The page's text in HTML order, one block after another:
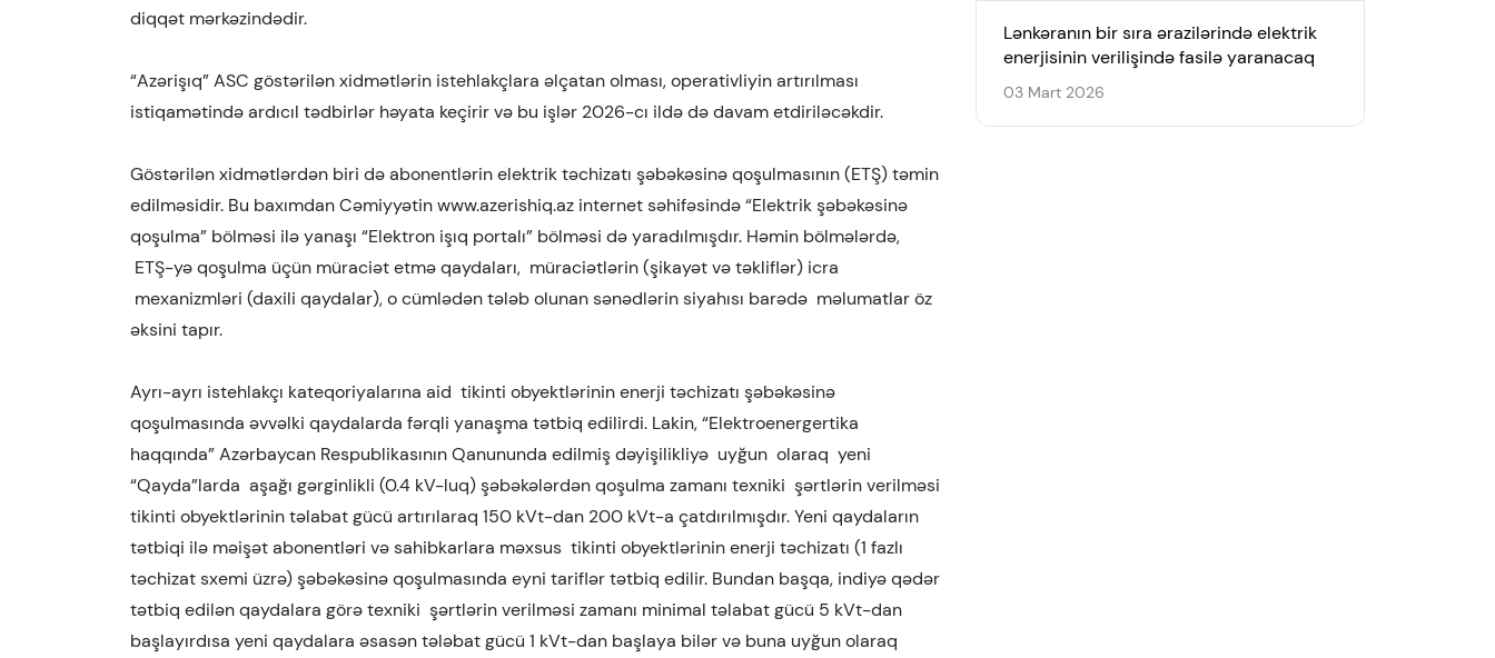
diqqət mərkəzindədir.
“Azərişıq” ASC göstərilən xidmətlərin istehlakçlara əlçatan olması, operativliyin artırılması
istiqamətində ardıcıl tədbirlər həyata keçirir və bu işlər 2026-cı ildə də davam etdiriləcəkdir.
Göstərilən xidmətlərdən biri də abonentlərin elektrik təchizatı şəbəkəsinə qoşulmasının (ETŞ) təmin
edilməsidir. Bu baxımdan Cəmiyyətinwww.azerishiq.az internet səhifəsində “Elektrik şəbəkəsinə
qoşulma” bölməsi ilə yanaşı “Elektron işıq portalı” bölməsi də yaradılmışdır. Həmin bölmələrdə,
ETŞ-yə qoşulma üçün müraciət etmə qaydaları, müraciətlərin (şikayət və təkliflər) icra
mexanizmləri (daxili qaydalar), o cümlədən tələb olunan sənədlərin siyahısı barədə məlumatlar öz
əksini tapır.
Ayrı-ayrı istehlakçı kateqoriyalarına aid tikinti obyektlərinin enerji təchizatı şəbəkəsinə
qoşulmasında əvvəlki qaydalarda fərqli yanaşma tətbiq edilirdi. Lakin, “Elektroenergertika
haqqında” Azərbaycan Respublikasının Qanununda edilmiş dəyişilikliyə uyğun olaraq yeni
“Qayda”larda aşağı gərginlikli (0.4 kV-luq) şəbəkələrdən qoşulma zamanı texniki şərtlərin verilməsi
tikinti obyektlərinin təlabat gücü artırılaraq 150 kVt-dan 200 kVt-a çatdırılmışdır. Yeni qaydaların
tətbiqi ilə məişət abonentləri və sahibkarlara məxsus tikinti obyektlərinin enerji təchizatı (1 fazlı
təchizat sxemi üzrə) şəbəkəsinə qoşulmasında eyni tariflər tətbiq edilir. Bundan başqa, indiyə qədər
tətbiq edilən qaydalara görə texniki şərtlərin verilməsi zamanı minimal təlabat gücü 5 kVt-dan
başlayırdısa yeni qaydalara əsasən tələbat gücü 1 kVt-dan başlaya bilər və buna uyğun olaraq
Lənkəranın bir sıra ərazilərində elektrik
enerjisinin verilişində fasilə yaranacaq
03 Mart 2026